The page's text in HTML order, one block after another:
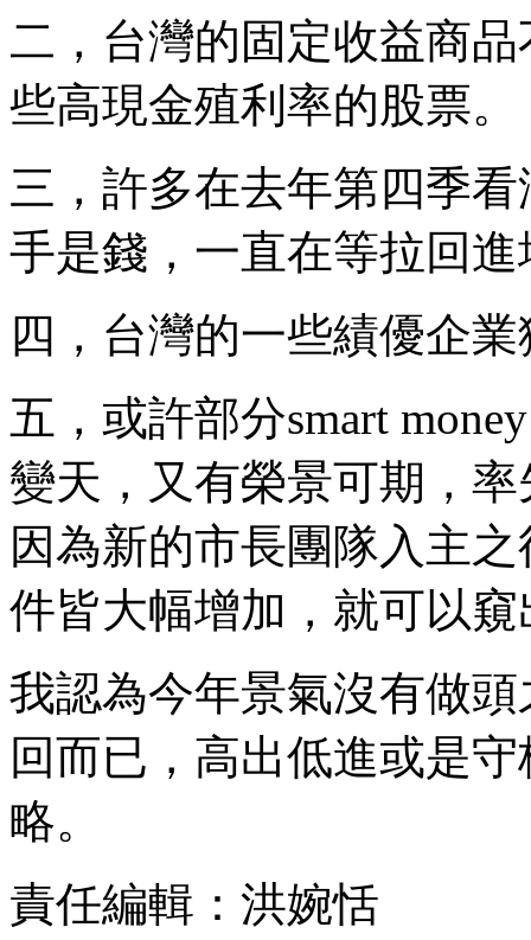
二，台灣的固定收益商
些高現金殖利率的股票。
三，許多在去年第四季
手是錢，一直在等拉回進
四，台灣的一些績優企
五，或許部分smart
變天，又有榮景可期，
因為新的市長團隊入主
件皆大幅增加，就可以
我認為今年景氣沒有做
回而已，高出低進或是
略。
責任編輯：洪婉恬